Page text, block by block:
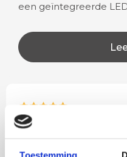
een geïntegreerde
Rian